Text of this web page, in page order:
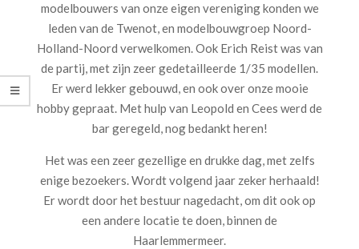
modelbouwers van onze eigen vereniging konden we
leden van de Twenot, en modelbouwgroep Noord-
Holland-Noord verwelkomen. Ook Erich Reist was van
de partij, met zijn zeer gedetailleerde 1/35 modellen.
Er werd lekker gebouwd, en ook over onze mooie
hobby gepraat. Met hulp van Leopold en Cees werd de
bar geregeld, nog bedankt heren!
Het was een zeer gezellige en drukke dag, met zelfs
enige bezoekers. Wordt volgend jaar zeker herhaald!
Er wordt door het bestuur nagedacht, om dit ook op
een andere locatie te doen, binnen de
Haarlemmermeer.